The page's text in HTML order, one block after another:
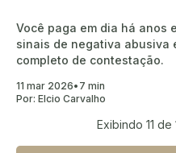
Você paga em dia há anos
sinais de negativa abusiva
completo de contestação.
11 mar 2026• 7 min
Por: Elcio Carvalho
Exibindo 11 de